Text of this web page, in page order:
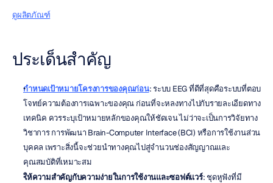
ดูผลิตภัณฑ์
ประเด็นสำคัญ
กำหนดเป้าหมายโครงการของคุณก่อน: ระบบ EEG ที่ดีที่สุดคือระบบที่ตอบ
โจทย์ความต้องการเฉพาะของคุณ ก่อนที่จะหลงทางไปกับรายละเอียดทาง
เทคนิค ควรระบุเป้าหมายหลักของคุณให้ชัดเจน ไม่ว่าจะเป็นการวิจัยทาง
วิชาการ การพัฒนา Brain-Computer Interface (BCI) หรือการใช้งานส่วน
บุคคล เพราะสิ่งนี้จะช่วยนำทางคุณไปสู่จำนวนช่องสัญญาณและ
คุณสมบัติที่เหมาะสม
ให้ความสำคัญกับความง่ายในการใช้งานและซอฟต์แวร์: ชุดหูฟังที่มี